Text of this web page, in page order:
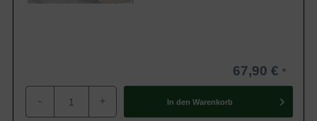
67,90 €
- + In den Warenkorb